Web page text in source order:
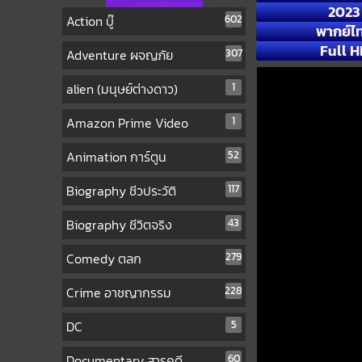
Action บู๊ 602
Adventure ผจญภัย 307
alien (มนุษย์ต่างดาว) 1
Amazon Prime Video 1
Animation การ์ตูน 52
Biography ชีวประวัติ 117
Biography ชีวิตจริง 43
Comedy ตลก 279
Crime อาชญากรรม 228
DC 5
60
2023
พากย์ไ
Full